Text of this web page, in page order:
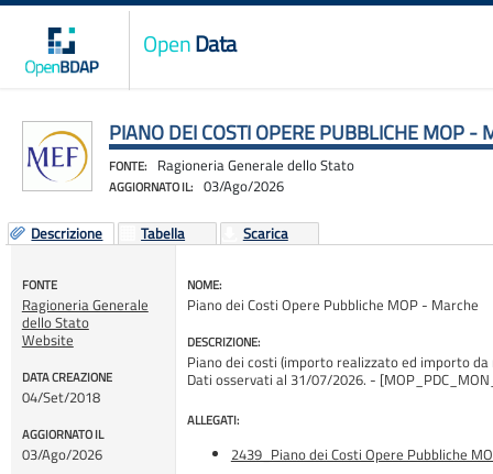
OpenData
PIANO DEI COSTI OPERE PUBBLICHE MOP -
FONTE: Ragioneria Generale dello Stato
AGGIORNATO IL: 03/Ago/2026
Descrizione Tabella Scarica
FONTE
Ragioneria Generale
dello Stato
Website
DATA CREAZIONE
04/Set/2018
AGGIORNATO IL
03/Ago/2026
NOME:
Piano dei Costi Opere Pubbliche MOP - Marche
DESCRIZIONE:
Piano dei costi (importo realizzato ed importo
Dati osservati al 31/07/2026. -
ALLEGATI:
2439_Piano dei Costi Opere Pubbliche